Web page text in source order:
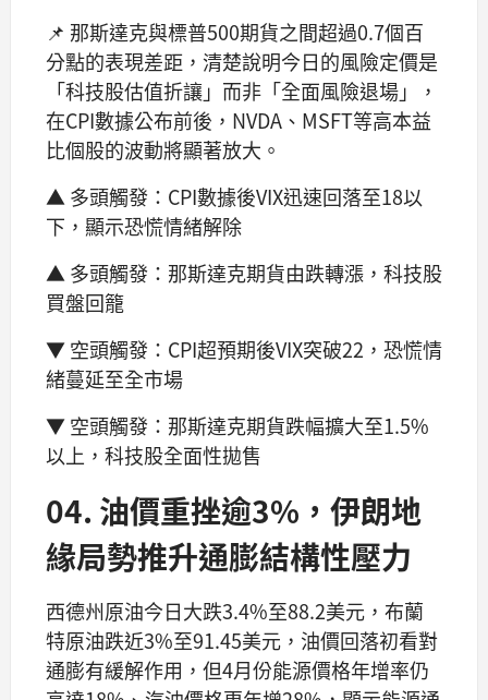
📌 那斯達克與標普500期貨之間超過0.7個百
分點的表現差距，清楚說明今日的風險定價是
「科技股估值折讓」而非「全面風險退場」，
在CPI數據公布前後，NVDA、MSFT等高本益
比個股的波動將顯著放大。
▲ 多頭觸發：CPI數據後VIX迅速回落至18以
下，顯示恐慌情緒解除
▲ 多頭觸發：那斯達克期貨由跌轉漲，科技股
買盤回籠
▼ 空頭觸發：CPI超預期後VIX突破22，恐慌情
緒蔓延至全市場
▼ 空頭觸發：那斯達克期貨跌幅擴大至1.5%
以上，科技股全面性拋售
04. 油價重挫逾3%，伊朗地
緣局勢推升通膨結構性壓力
西德州原油今日大跌3.4%至88.2美元，布蘭
特原油跌近3%至91.45美元，油價回落初看對
通膨有緩解作用，但4月份能源價格年增率仍